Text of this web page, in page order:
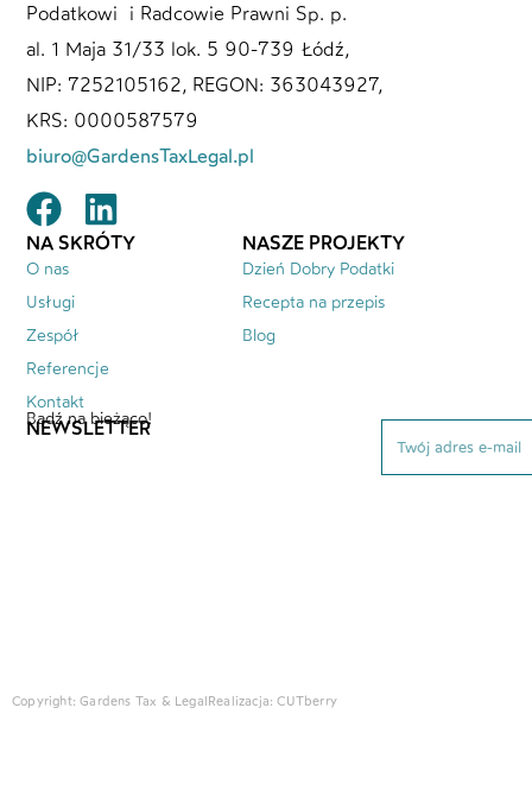
Podatkowi i Radcowie Prawni Sp. p.
al. 1 Maja 31/33 lok. 5 90-739 Łódź,
NIP: 7252105162, REGON: 363043927,
KRS: 0000587579
biuro@GardensTaxLegal.pl
NA SKRÓTY
O nas
Usługi
Zespół
Referencje
Kontakt
NASZE PROJEKTY
Dzień Dobry Podatki
Recepta na przepis
Blog
NEWSLETTER
Bądź na bieżąco!
Copyright: Gardens Tax & LegalRealizacja:CUTberry